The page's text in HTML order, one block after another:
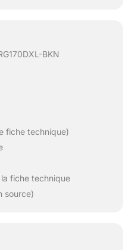
BKN
fiche technique)
fiche technique
source)